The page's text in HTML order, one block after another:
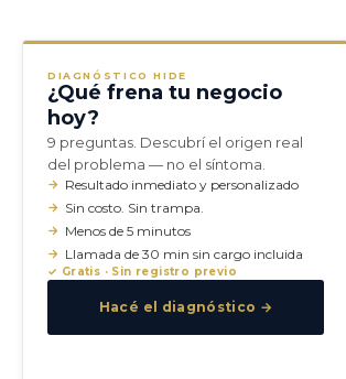
DIAGNÓSTICO HIDE
¿Qué frena tu negocio
hoy?
9 preguntas. Descubrí el origen real
del problema — no el síntoma.
Resultado inmediato y personalizado
Sin costo. Sin trampa.
Menos de 5 minutos
Llamada de 30 min sin cargo incluida
✓ Gratis · Sin registro previo
Hacé el diagnóstico →